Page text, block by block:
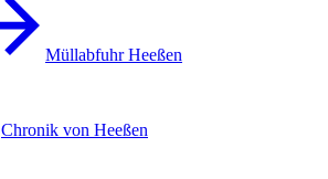
Müllabfuhr Heeßen
Chronik von Heeßen